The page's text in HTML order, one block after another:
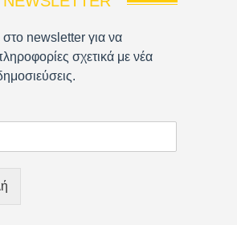
στο newsletter για να
σχετικά με νέα